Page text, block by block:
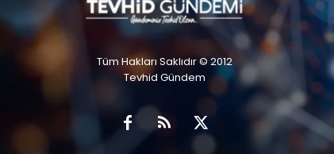
Tüm Hakları Saklıdır © 2012
Tevhid Gündem